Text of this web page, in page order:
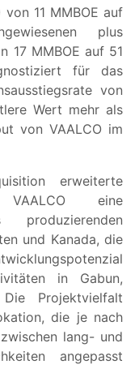
11 MMBOE auf
plus
17 MMBOE auf 51
für das
von
Wert mehr als
von VAALCO im
erweiterte
VAALCO eine
und Kanada, die
in Gabun,
Projektvielfalt
die je nach
lang- und
angepasst